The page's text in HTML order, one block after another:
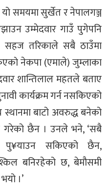
समयमा सुर्खेत र नेपालगञ्ज
उम्मेदवार गाउँ पुगेपनि
तरिकाले सबै ठाउँमा
नेकपा (एमाले) जुम्लाका
शान्तिलाल महतले बताए
कार्यक्रम गर्न नसकिएको
बाटो अवरुद्ध बनेको
छैन । उनले भने, ‘सबै
पु¥याउन सकिएको छैन,
बनिरहेको छ, बेमौसमी
।’